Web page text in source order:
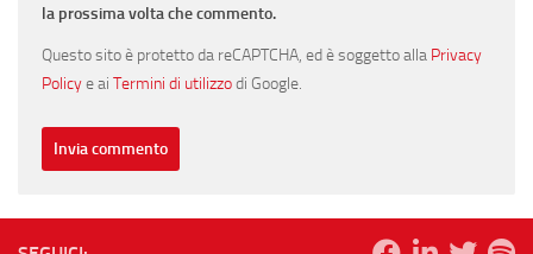
la prossima volta che commento.
Questo sito è protetto da reCAPTCHA, ed è soggetto alla Privacy
Policye ai Termini di utilizzodi Google.